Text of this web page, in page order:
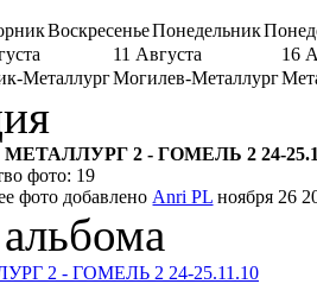
ВоскресеньеПонедельник
11 Августа
16
МеталлургМогилев-Металлург
МЕТАЛЛУРГ 2 - ГОМЕЛЬ 2 24-
фото: 19
фото добавлено Anri PL ноября 26
2 - ГОМЕЛЬ 2 24-25.11.10